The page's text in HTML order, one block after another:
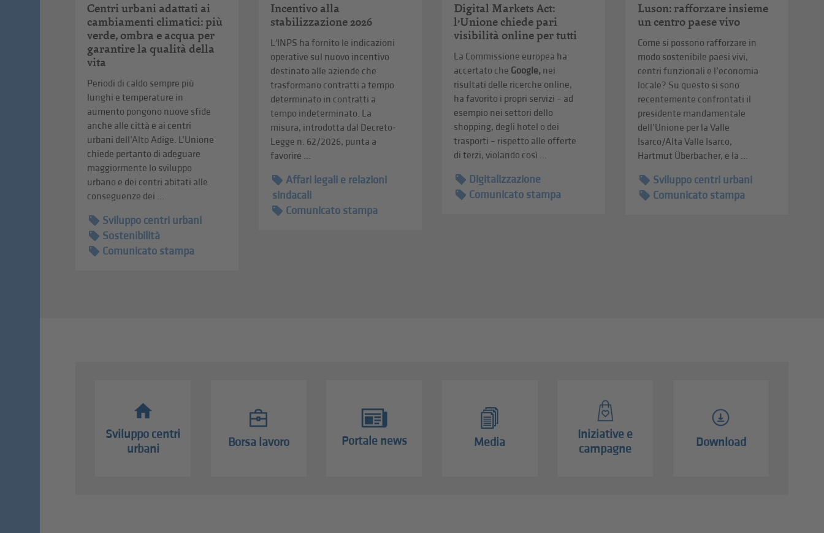
Centri urbani adattati ai
cambiamenti climatici: più
verde, ombra e acqua per
garantire la qualità della
vita
Periodi di caldo sempre più
lunghi e temperature in
aumento pongono nuove sfide
anche alle città e ai centri
urbani dell’Alto Adige. L’Unione
chiede pertanto di adeguare
maggiormente lo sviluppo
urbano e dei centri abitati alle
conseguenze dei ...
Sviluppo centri urbani
Sostenibilità
Comunicato stampa
Incentivo alla
stabilizzazione 2026
L'INPS ha fornito le indicazioni
operative sul nuovo incentivo
destinato alle aziende che
trasformano contratti a tempo
determinato in contratti a
tempo indeterminato. La
misura, introdotta dal Decreto-
Legge n. 62/2026, punta a
favorire ...
Affari legali e relazioni
sindacali
Comunicato stampa
Digital Markets Act:
l’Unione chiede pari
visibilità online per tutti
La Commissione europea ha
accertato che Google, nei
risultati delle ricerche online,
ha favorito i propri servizi – ad
esempio nei settori dello
shopping, degli hotel o dei
trasporti – rispetto alle offerte
di terzi, violando così ...
Digitalizzazione
Comunicato stampa
Luson: rafforzare insieme
un centro paese vivo
Come si possono rafforzare in
modo sostenibile paesi vivi,
centri funzionali e l’economia
locale? Su questo si sono
recentemente confrontati il
presidente mandamentale
dell’Unione per la Valle
Isarco/Alta Valle Isarco,
Hartmut Überbacher, e la ...
Sviluppo centri urbani
Comunicato stampa
Sviluppo centri
urbani
Borsa lavoro Portale news Media
Iniziative e
campagne
Download